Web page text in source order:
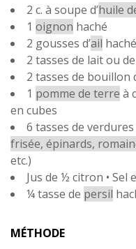
2 c. à soupe d’huile
1 oignon haché
2 gousses d’ail
2 tasses de lait ou
2 tasses de bouillon
1 pomme de terre à
en cubes
6 tasses de verdures
frisée, épinards,
etc.)
Jus de ½ citron •
¼ tasse de persil
MÉTHODE